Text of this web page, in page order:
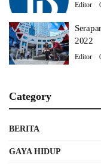
Editor
2022
Editor
Category
BERITA
GAYA HIDUP